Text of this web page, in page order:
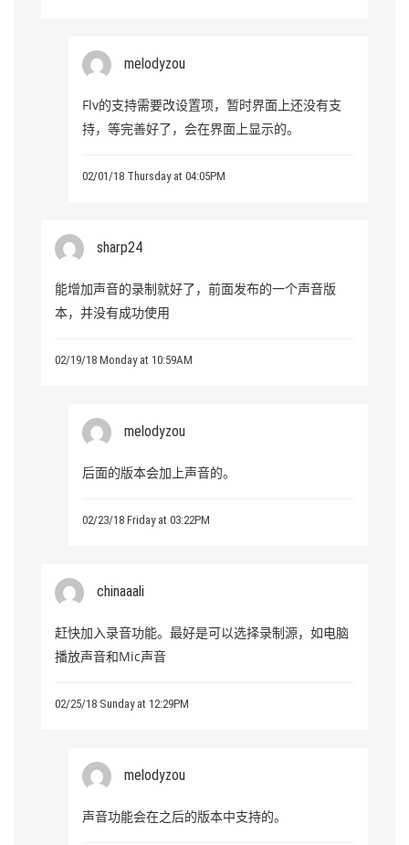
melodyzou
Flv的支持需要改设置项，暂时界面上还没有支
持，等完善好了，会在界面上显示的。
02/01/18 Thursday at 04:05PM
sharp24
能增加声音的录制就好了，前面发布的一个声音版
本，并没有成功使用
02/19/18 Monday at 10:59AM
melodyzou
后面的版本会加上声音的。
02/23/18 Friday at 03:22PM
chinaaali
赶快加入录音功能。最好是可以选择录制源，如电脑
播放声音和Mic声音
02/25/18 Sunday at 12:29PM
melodyzou
声音功能会在之后的版本中支持的。